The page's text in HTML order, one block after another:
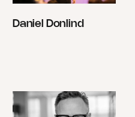
Daniel Donlind